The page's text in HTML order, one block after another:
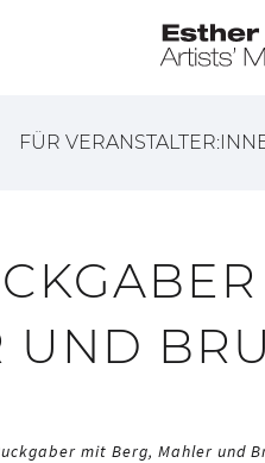
FÜR
UND
mit Berg, Mahler und